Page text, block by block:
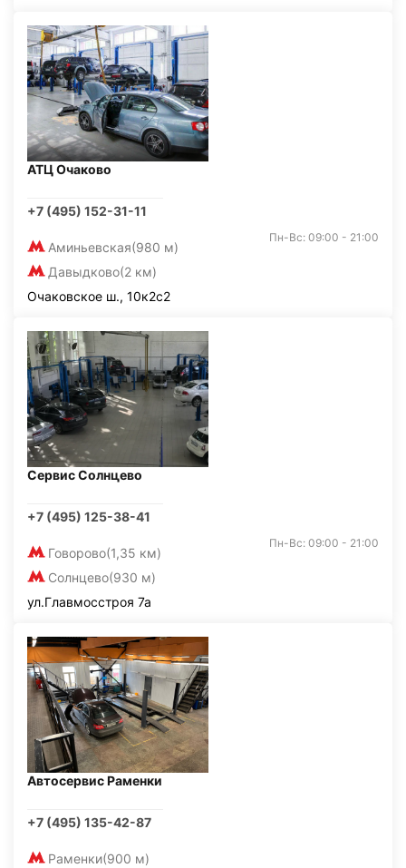
АТЦ Очаково
+7 (495) 152-31-11
Аминьевская(980 м)
Давыдково(2 км)
Пн-Вс: 09:00 - 21:00
Очаковское ш., 10к2с2
Сервис Солнцево
+7 (495) 125-38-41
Говорово(1,35 км)
Солнцево(930 м)
Пн-Вс: 09:00 - 21:00
ул.Главмосстроя 7а
Автосервис Раменки
+7 (495) 135-42-87
Раменки(900 м)